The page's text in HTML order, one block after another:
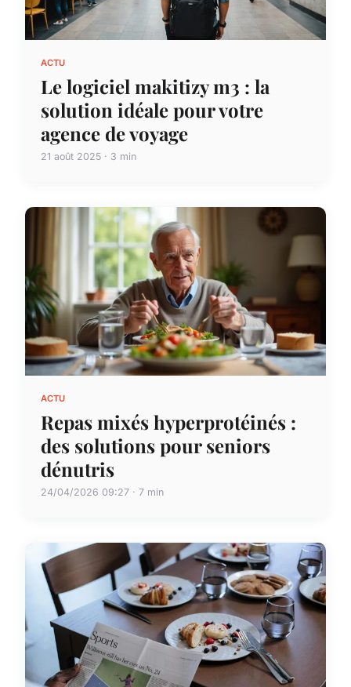
ACTU
Le logiciel makitizy m3 : la
solution idéale pour votre
agence de voyage
21 août 2025 · 3 min
ACTU
Repas mixés hyperprotéinés :
des solutions pour seniors
dénutris
24/04/2026 09:27 · 7 min